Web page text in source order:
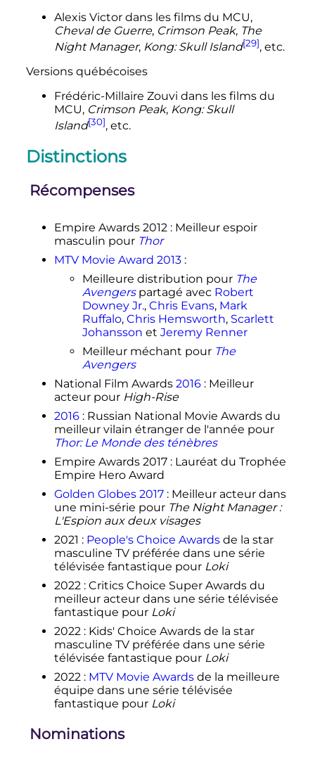
Alexis Victor dans les films du MCU,
Cheval de Guerre, Crimson Peak, The
Night Manager, Kong: Skull Island[29], etc.
Versions québécoises
Frédéric-Millaire Zouvi dans les films du
MCU, Crimson Peak, Kong: Skull
Island[30], etc.
Distinctions
Récompenses
Empire Awards 2012 : Meilleur espoir
masculin pour Thor
MTV Movie Award 2013 :
Meilleure distribution pour The
Avengerspartagé avec Robert
Downey Jr., Chris Evans, Mark
Ruffalo, Chris Hemsworth, Scarlett
Johansson et Jeremy Renner
Meilleur méchant pour The
Avengers
National Film Awards 2016 : Meilleur
acteur pour High-Rise
2016 : Russian National Movie Awards du
meilleur vilain étranger de l'année pour
Thor: Le Monde des ténèbres
Empire Awards 2017 : Lauréat du Trophée
Empire Hero Award
Golden Globes 2017 : Meilleur acteur dans
une mini-série pour The Night Manager :
L'Espion aux deux visages
2021 : People's Choice Awardsde la star
masculine TV préférée dans une série
télévisée fantastique pour Loki
2022 : Critics Choice Super Awards du
meilleur acteur dans une série télévisée
fantastique pour Loki
2022 : Kids' Choice Awards de la star
masculine TV préférée dans une série
télévisée fantastique pour Loki
2022 : MTV Movie Awardsde la meilleure
équipe dans une série télévisée
fantastique pour Loki
Nominations